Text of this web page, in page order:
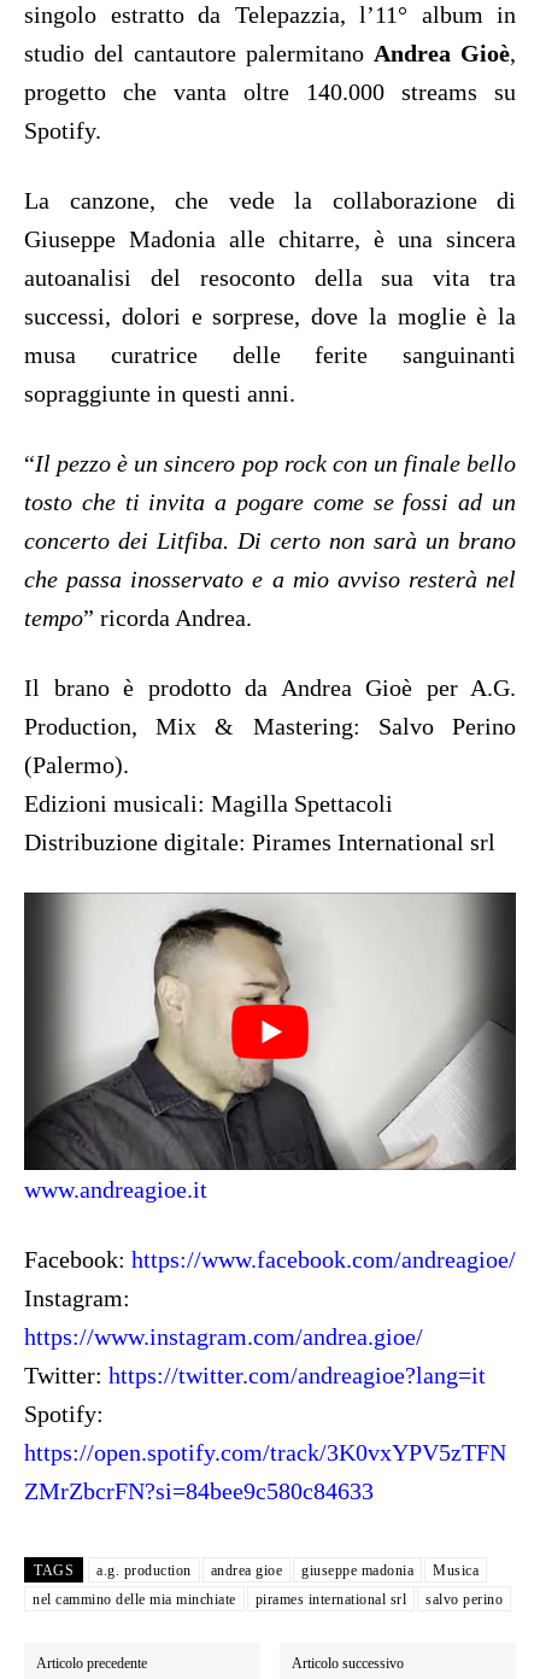
singolo estratto da Telepazzia, l’11° album in
studio del cantautore palermitano Andrea Gioè,
progetto che vanta oltre 140.000 streams su
Spotify.
La canzone, che vede la collaborazione di
Giuseppe Madonia alle chitarre, è una sincera
autoanalisi del resoconto della sua vita tra
successi, dolori e sorprese, dove la moglie è la
musa curatrice delle ferite sanguinanti
sopraggiunte in questi anni.
“Il pezzo è un sincero pop rock con un finale bello
tosto che ti invita a pogare come se fossi ad un
concerto dei Litfiba. Di certo non sarà un brano
che passa inosservato e a mio avviso resterà nel
tempo” ricorda Andrea.
Il brano è prodotto da Andrea Gioè per A.G.
Production, Mix & Mastering: Salvo Perino
(Palermo).
Edizioni musicali: Magilla Spettacoli
Distribuzione digitale: Pirames International srl
www.andreagioe.it
Facebook: https://www.facebook.com/andreagioe/
Instagram:
https://www.instagram.com/andrea.gioe/
Twitter: https://twitter.com/andreagioe?lang=it
Spotify:
https://open.spotify.com/track/3K0vxYPV5zTFN
ZMrZbcrFN?si=84bee9c580c84633
TAGS a.g. production andrea gioe giuseppe madonia
Musica
nel cammino delle mia minchiate
pirames international srl salvo perino
Articolo precedente Articolo successivo